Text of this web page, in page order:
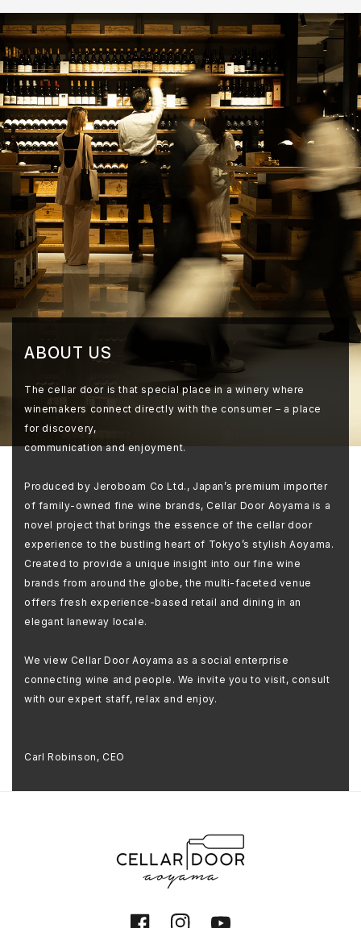
ABOUT US
The cellar door is that special place in a winery where
winemakers connect directly with the consumer – a place
for discovery,
communication and enjoyment.
Produced by Jeroboam Co Ltd., Japan’s premium importer
of family-owned fine wine brands, Cellar Door Aoyama is a
novel project that brings the essence of the cellar door
experience to the bustling heart of Tokyo’s stylish Aoyama.
Created to provide a unique insight into our fine wine
brands from around the globe, the multi-faceted venue
offers fresh experience-based retail and dining in an
elegant laneway locale.
We view Cellar Door Aoyama as a social enterprise
connecting wine and people. We invite you to visit, consult
with our expert staff, relax and enjoy.
Carl Robinson, CEO